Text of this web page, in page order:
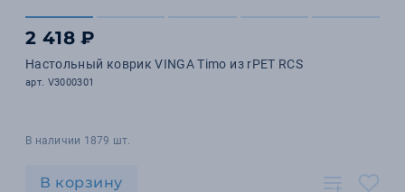
2 418 ₽
Настольный коврик VINGA Timo из rPET RCS
арт. V3000301
В наличии 1879 шт.
В корзину